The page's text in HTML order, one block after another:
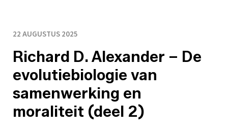
22 AUGUSTUS 2025
Richard D. Alexander – De
evolutiebiologie van
samenwerking en
moraliteit (deel 2)